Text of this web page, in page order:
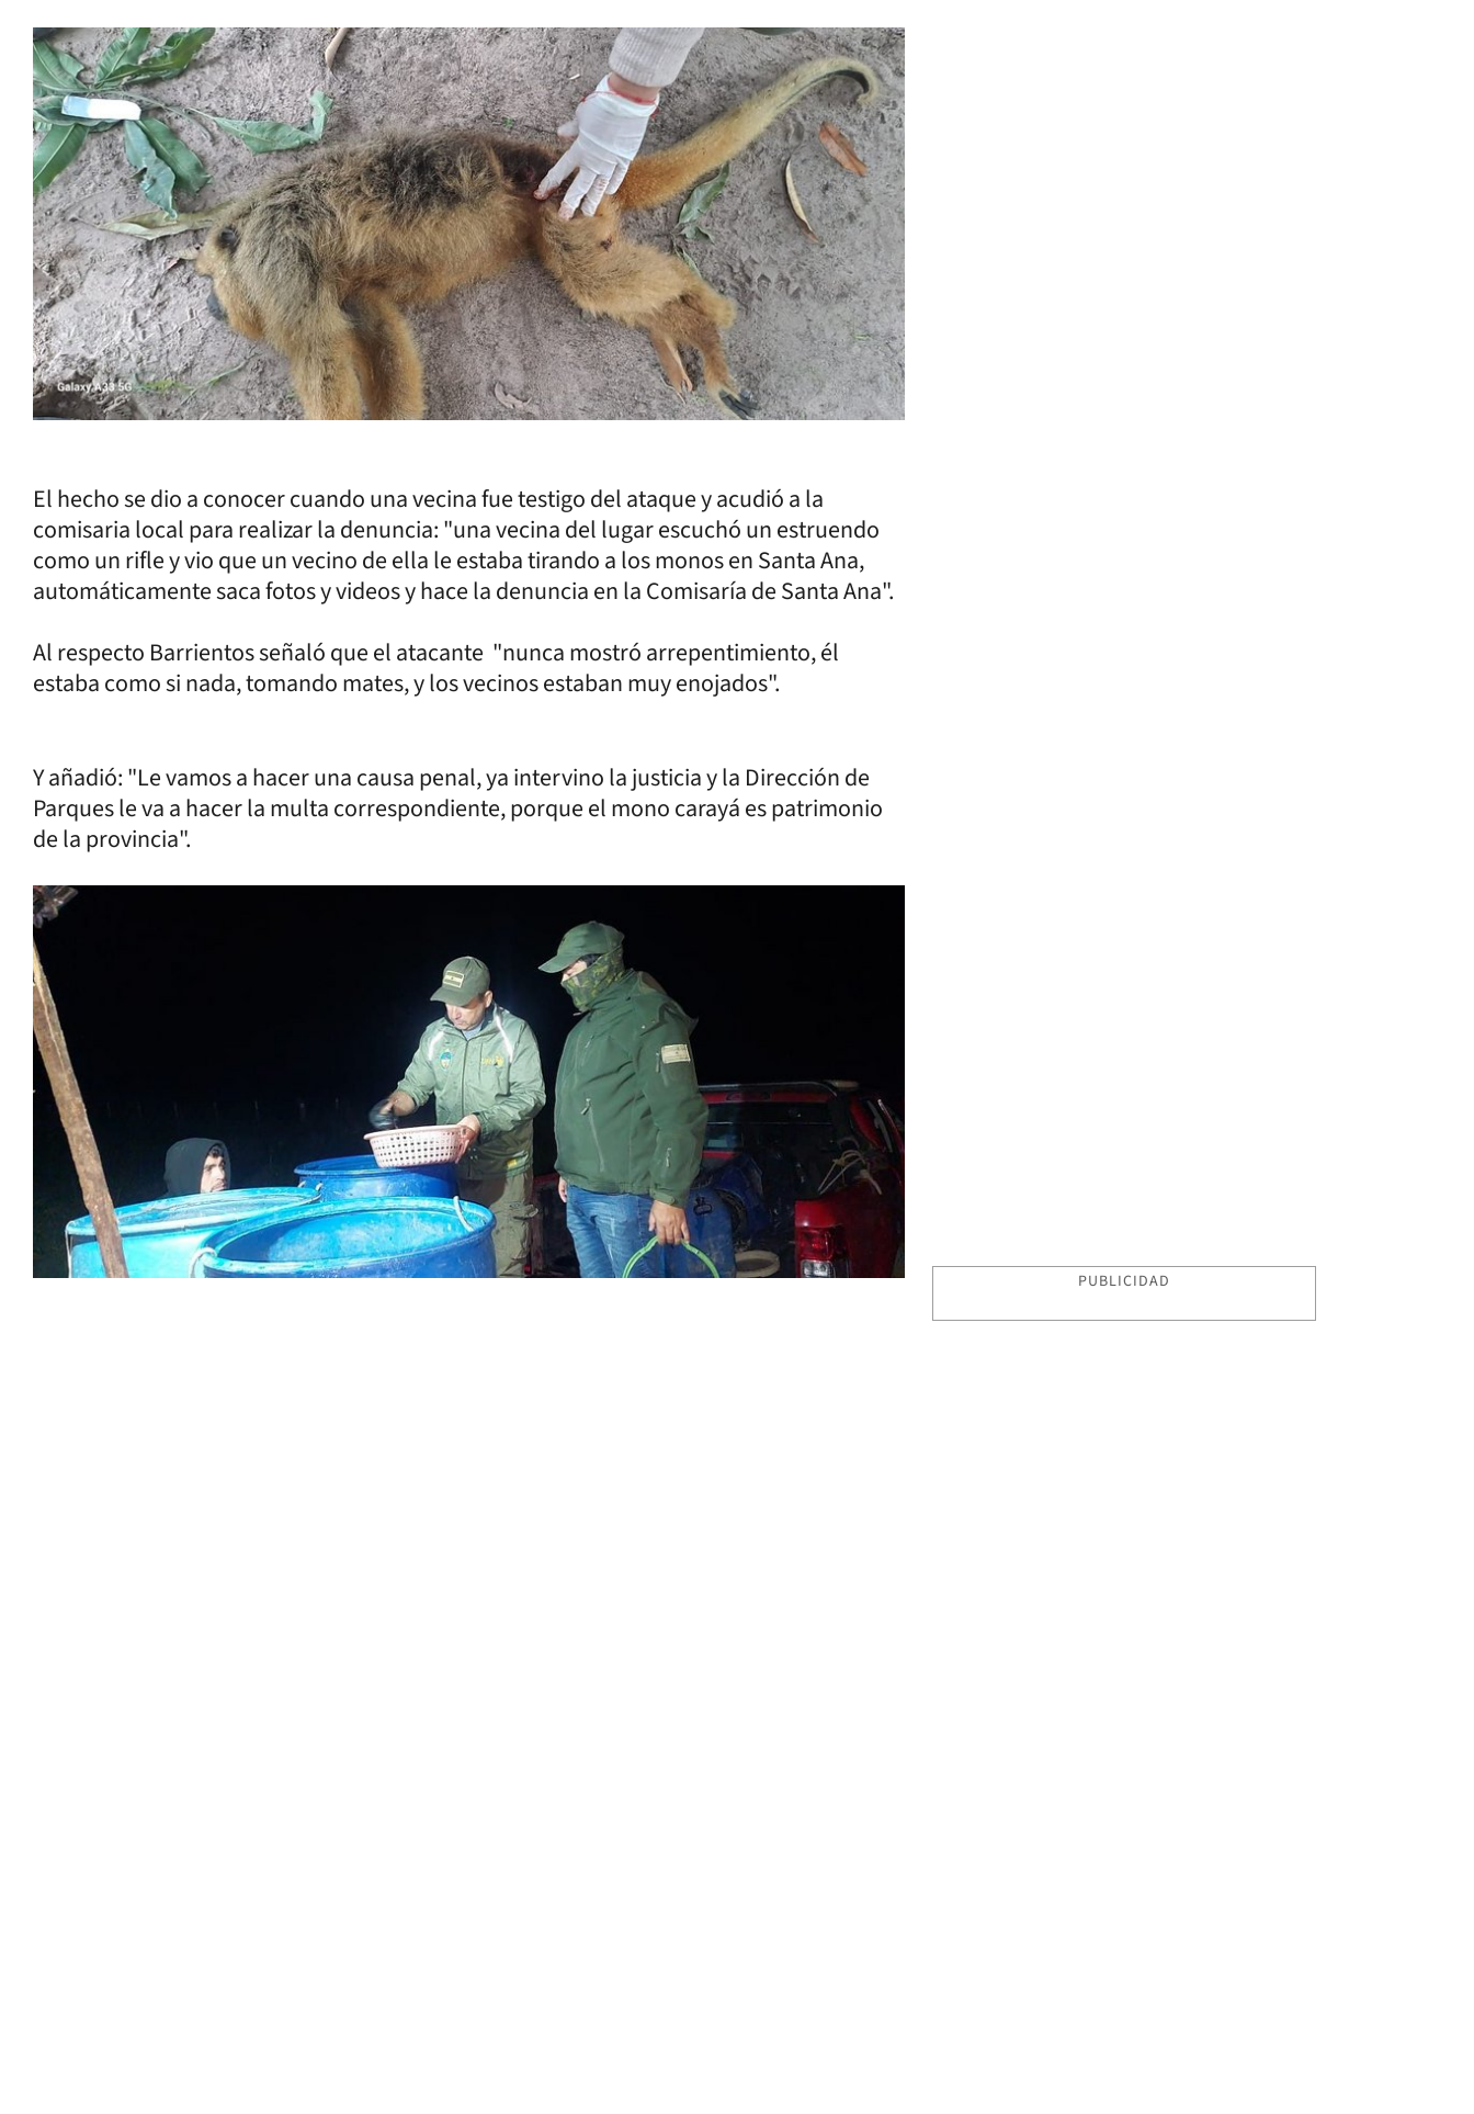
El hecho se dio a conocer cuando una vecina fue testigo del ataque y acudió a la
comisaria local para realizar la denuncia: "una vecina del lugar escuchó un estruendo
como un rifle y vio que un vecino de ella le estaba tirando a los monos en Santa Ana,
automáticamente saca fotos y videos y hace la denuncia en la Comisaría de Santa Ana".
Al respecto Barrientos señaló que el atacante "nunca mostró arrepentimiento, él
estaba como si nada, tomando mates, y los vecinos estaban muy enojados".
Y añadió: "Le vamos a hacer una causa penal, ya intervino la justicia y la Dirección de
Parques le va a hacer la multa correspondiente, porque el mono carayá es patrimonio
de la provincia".
PUBLICIDAD